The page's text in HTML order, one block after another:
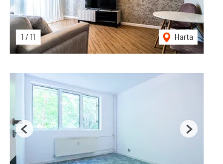
1 / 11 Harta
Previous Next